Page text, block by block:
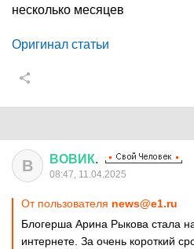
несколько месяцев
Оригинал статьи
В ВОВИК.
08:47, 11.04.2025
От пользователя news@e1.ru
Блогерша Арина Рыкова стала
интернете. За очень короткий